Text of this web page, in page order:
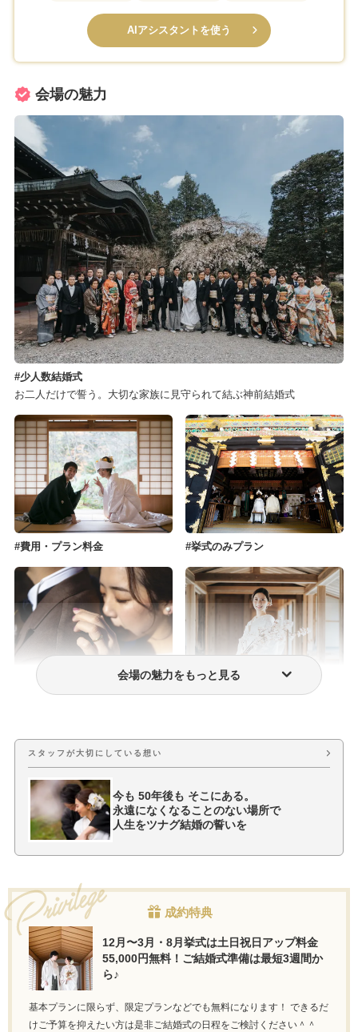
AIアシスタントを使う
会場の魅力
少人数結婚式
お二人だけで誓う。大切な家族に見守られて結ぶ神前結婚式
費用・プラン料金 挙式のみプラン
会場の魅力をもっと見る
スタッフが大切にしている想い
今も 50年後も そこにある。
永遠になくなることのない場所で
人生をツナグ結婚の誓いを
成約特典
12月〜3月・8月挙式は土日祝日アップ料金
55,000円無料！ご結婚式準備は最短3週間か
ら♪
基本プランに限らず、限定プランなどでも無料になります！ できるだ
けご予算を抑えたい方は是非ご結婚式の日程をご検討ください＾＾